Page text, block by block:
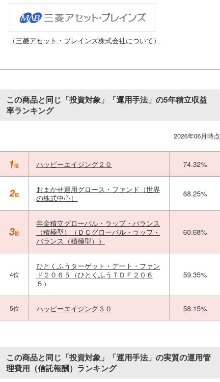
（三菱アセット・ブレインズ株式会社について）
この商品と同じ「投資対象」「運用手法」の5年積立収益
率ランキング
2026年06月時点
ハッピーエイジング２０ 74.32%
おまかせ運用グロース・ファンド（世界
の株式中心）
68.25%
年金積立グローバル・ラップ・バランス
（積極型）（ＤＣグローバル・ラップ・
バランス（積極型））
60.68%
4位
ひとくふうターゲット・デート・ファン
ド２０６５（ひとくふうＴＤＦ２０６
５）
59.35%
5位 ハッピーエイジング３０ 58.15%
この商品と同じ「投資対象」「運用手法」の実質の運用管
理費用（信託報酬）ランキング